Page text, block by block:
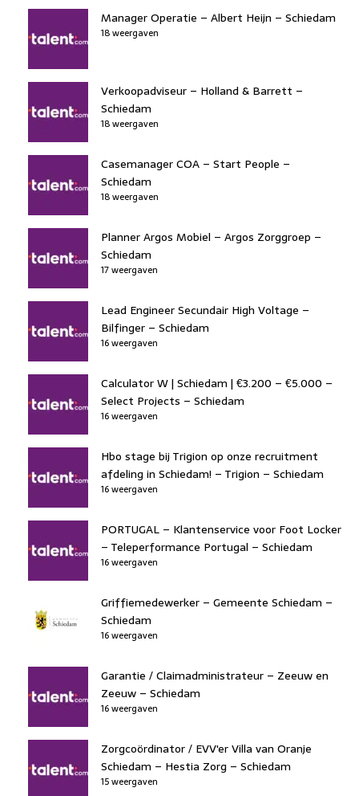
Manager Operatie – Albert Heijn – Schiedam
18 weergaven
Verkoopadviseur – Holland & Barrett –
Schiedam
18 weergaven
Casemanager COA – Start People –
Schiedam
18 weergaven
Planner Argos Mobiel – Argos Zorggroep –
Schiedam
17 weergaven
Lead Engineer Secundair High Voltage –
Bilfinger – Schiedam
16 weergaven
Calculator W | Schiedam | €3.200 – €5.000 –
Select Projects – Schiedam
16 weergaven
Hbo stage bij Trigion op onze recruitment
afdeling in Schiedam! – Trigion – Schiedam
16 weergaven
PORTUGAL – Klantenservice voor Foot Locker
– Teleperformance Portugal – Schiedam
16 weergaven
Griffiemedewerker – Gemeente Schiedam –
Schiedam
16 weergaven
Garantie / Claimadministrateur – Zeeuw en
Zeeuw – Schiedam
16 weergaven
Zorgcoördinator / EVV'er Villa van Oranje
Schiedam – Hestia Zorg – Schiedam
15 weergaven